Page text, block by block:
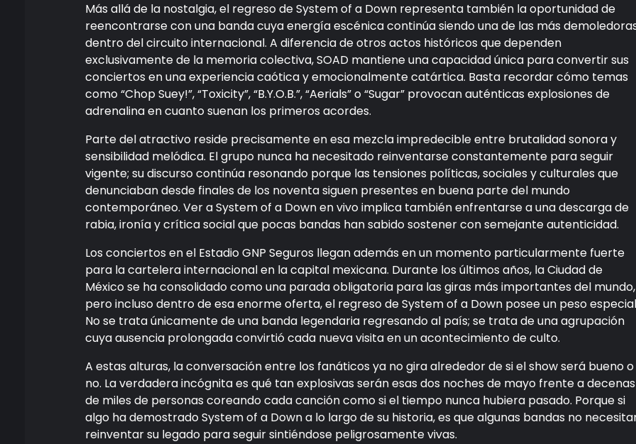
Más allá de la nostalgia, el regreso de System of a Down representa también la oportunidad de
reencontrarse con una banda cuya energía escénica continúa siendo una de las más
dentro del circuito internacional. A diferencia de otros actos históricos que dependen
exclusivamente de la memoria colectiva, SOAD mantiene una capacidad única para convertir sus
conciertos en una experiencia caótica y emocionalmente catártica. Basta recordar cómo temas
como “Chop Suey!”, “Toxicity”, “B.Y.O.B.”, “Aerials” o “Sugar” provocan auténticas explosiones de
adrenalina en cuanto suenan los primeros acordes.
Parte del atractivo reside precisamente en esa mezcla impredecible entre brutalidad sonora y
sensibilidad melódica. El grupo nunca ha necesitado reinventarse constantemente para seguir
vigente; su discurso continúa resonando porque las tensiones políticas, sociales y culturales que
denunciaban desde finales de los noventa siguen presentes en buena parte del mundo
contemporáneo. Ver a System of a Down en vivo implica también enfrentarse a una descarga de
rabia, ironía y crítica social que pocas bandas han sabido sostener con semejante autenticidad.
Los conciertos en el Estadio GNP Seguros llegan además en un momento particularmente fuerte
para la cartelera internacional en la capital mexicana. Durante los últimos años, la Ciudad de
México se ha consolidado como una parada obligatoria para las giras más importantes del mundo,
pero incluso dentro de esa enorme oferta, el regreso de System of a Down posee un peso
No se trata únicamente de una banda legendaria regresando al país; se trata de una agrupación
cuya ausencia prolongada convirtió cada nueva visita en un acontecimiento de culto.
A estas alturas, la conversación entre los fanáticos ya no gira alrededor de si el show será bueno o
no. La verdadera incógnita es qué tan explosivas serán esas dos noches de mayo frente a decenas
de miles de personas coreando cada canción como si el tiempo nunca hubiera pasado. Porque si
algo ha demostrado System of a Down a lo largo de su historia, es que algunas bandas no
reinventar su legado para seguir sintiéndose peligrosamente vivas.